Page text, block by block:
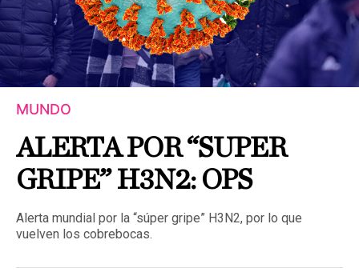
MUNDO
ALERTA POR “SUPER
GRIPE” H3N2: OPS
Alerta mundial por la “súper gripe” H3N2, por lo que
vuelven los cobrebocas.